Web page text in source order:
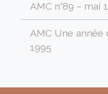
AMC n°89 – mai
AMC Une année
1995